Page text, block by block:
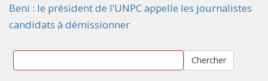
Beni : le président de l’UNPC appelle les journalistes
candidats à démissionner
Chercher